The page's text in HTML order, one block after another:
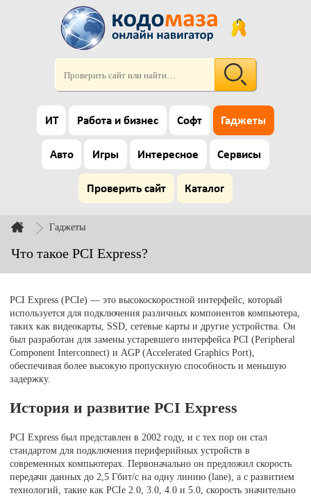
ИТ Работа и бизнес Софт Гаджеты
Авто Игры Интересное Сервисы
Проверить сайт Каталог
Гаджеты
Что такое PCI Express?
PCI Express (PCIe) — это высокоскоростной интерфейс, который
используется для подключения различных компонентов компьютера,
таких как видеокарты, SSD, сетевые карты и другие устройства. Он
был разработан для замены устаревшего интерфейса PCI (Peripheral
Component Interconnect) и AGP (Accelerated Graphics Port),
обеспечивая более высокую пропускную способность и меньшую
задержку.
История и развитие PCI Express
PCI Express был представлен в 2002 году, и с тех пор он стал
стандартом для подключения периферийных устройств в
современных компьютерах. Первоначально он предложил скорость
передачи данных до 2,5 Гбит/с на одну линию (lane), а с развитием
технологий, такие как PCIe 2.0, 3.0, 4.0 и 5.0, скорость значительно